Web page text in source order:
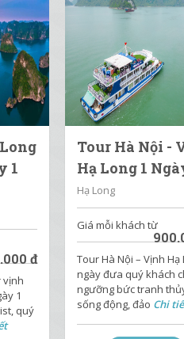
1
đ
vịnh
1
quý
Tour Hà Nội -
Hạ Long 1
Hạ Long
Giá mỗi khách từ
Tour Hà Nội – Vịnh Hạ
ngày đưa quý khách
ngưỡng bức tranh
sống động, đảo Chi